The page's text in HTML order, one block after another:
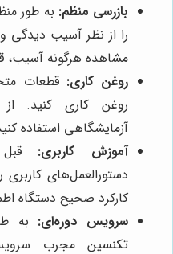
بازرسی منظم: به طور
را از نظر آسیب
مشاهده هرگونه آسیب،
روغن کاری: قطعات
روغن کاری کنید.
آزمایشگاهی استفاده
آموزش کاربری: قبل
دستورالعمل‌های
کارکرد صحیح دستگاه
سرویس دوره‌ای: به
تکنسین مجرب